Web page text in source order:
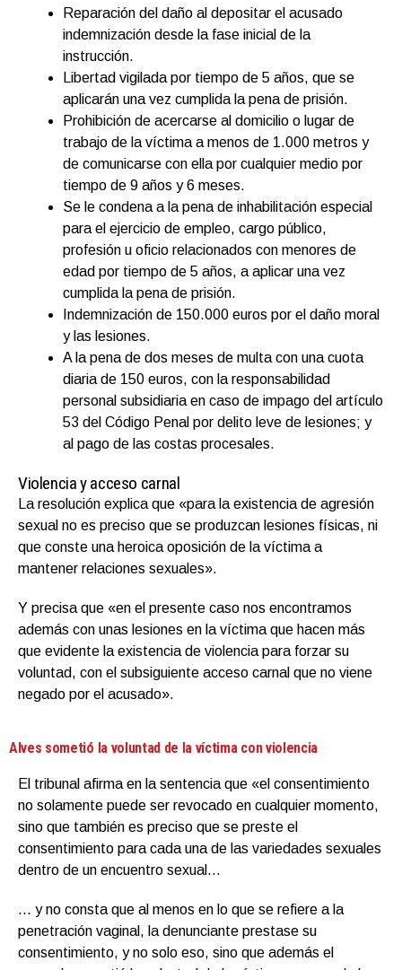
Reparación del daño al depositar el acusado
indemnización desde la fase inicial de la
instrucción.
Libertad vigilada por tiempo de 5 años, que se
aplicarán una vez cumplida la pena de prisión.
Prohibición de acercarse al domicilio o lugar de
trabajo de la víctima a menos de 1.000 metros y
de comunicarse con ella por cualquier medio por
tiempo de 9 años y 6 meses.
Se le condena a la pena de inhabilitación especial
para el ejercicio de empleo, cargo público,
profesión u oficio relacionados con menores de
edad por tiempo de 5 años, a aplicar una vez
cumplida la pena de prisión.
Indemnización de 150.000 euros por el daño moral
y las lesiones.
A la pena de dos meses de multa con una cuota
diaria de 150 euros, con la responsabilidad
personal subsidiaria en caso de impago del artículo
53 del Código Penal por delito leve de lesiones; y
al pago de las costas procesales.
Violencia y acceso carnal
La resolución explica que «para la existencia de agresión
sexual no es preciso que se produzcan lesiones físicas, ni
que conste una heroica oposición de la víctima a
mantener relaciones sexuales».
Y precisa que «en el presente caso nos encontramos
además con unas lesiones en la víctima que hacen más
que evidente la existencia de violencia para forzar su
voluntad, con el subsiguiente acceso carnal que no viene
negado por el acusado».
Alves sometió la voluntad de la víctima con violencia
El tribunal afirma en la sentencia que «el consentimiento
no solamente puede ser revocado en cualquier momento,
sino que también es preciso que se preste el
consentimiento para cada una de las variedades sexuales
dentro de un encuentro sexual…
… y no consta que al menos en lo que se refiere a la
penetración vaginal, la denunciante prestase su
consentimiento, y no solo eso, sino que además el